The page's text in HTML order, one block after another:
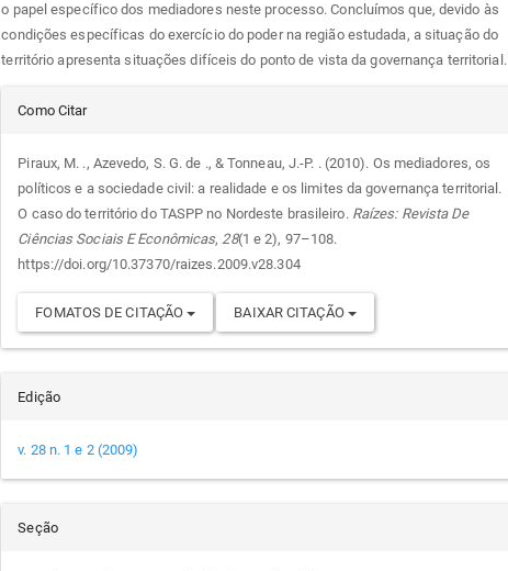
o papel específico dos mediadores neste processo. Concluímos que, devido às
condições específicas do exercício do poder na região estudada, a situação do
território apresenta situações difíceis do ponto de vista da governança territorial.
Detalhes
do
artigo
Como Citar
Piraux, M. ., Azevedo, S. G. de ., & Tonneau, J.-P. . (2010). Os mediadores, os
políticos e a sociedade civil: a realidade e os limites da governança territorial.
O caso do território do TASPP no Nordeste brasileiro. Raízes: Revista De
Ciências Sociais E Econômicas, 28(1 e 2), 97–108.
https://doi.org/10.37370/raizes.2009.v28.304
FOMATOS DE CITAÇÃO BAIXAR CITAÇÃO
Edição
v. 28 n. 1 e 2 (2009)
Seção